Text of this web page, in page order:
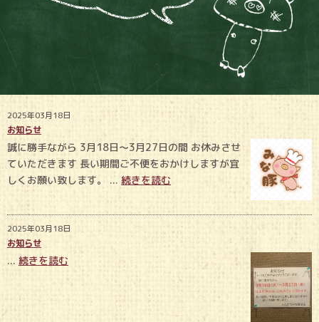
2025年03月18日
お知らせ
誠に勝手ながら 3月18日〜3月27日の間 お休みさせ
ていただきます 長い期間ご不便をおかけしますが宜
しくお願い致します。 ... 続きを読む
2025年03月18日
お知らせ
... 続きを読む